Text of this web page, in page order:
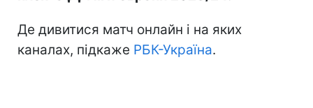
Де дивитися матч онлайн і на яких
каналах, підкаже РБК-Україна.